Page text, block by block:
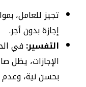
تجيز للعامل،
إجازة بدون أجر.
التفسير:في
الإجازات، يظل
بحسن نية،